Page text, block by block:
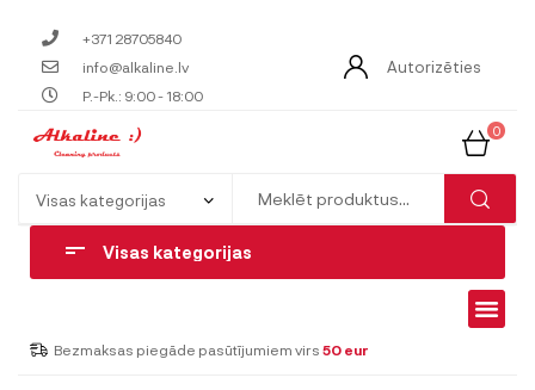
+371 28705840
info@alkaline.lv
P.-Pk.: 9:00 - 18:00
Autorizēties
0
Visas kategorijas
Bezmaksas piegāde pasūtījumiem virs 50 eur